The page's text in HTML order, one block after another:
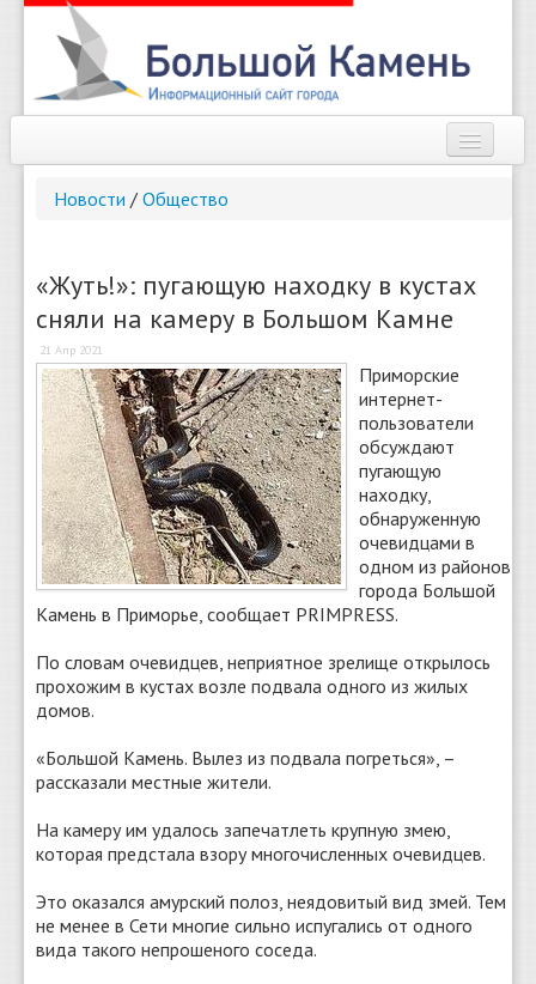
Новости
Справочник
Погода
О сайте
Найти
Новости / Общество
«Жуть!»: пугающую находку в кустах
сняли на камеру в Большом Камне
21 Апр 2021
Приморские
интернет-
пользователи
обсуждают
пугающую
находку,
обнаруженную
очевидцами в
одном из районов
города Большой
Камень в Приморье, сообщает PRIMPRESS.
По словам очевидцев, неприятное зрелище открылось
прохожим в кустах возле подвала одного из жилых
домов.
«Большой Камень. Вылез из подвала погреться», –
рассказали местные жители.
На камеру им удалось запечатлеть крупную змею,
которая предстала взору многочисленных очевидцев.
Это оказался амурский полоз, неядовитый вид змей. Тем
не менее в Сети многие сильно испугались от одного
вида такого непрошеного соседа.